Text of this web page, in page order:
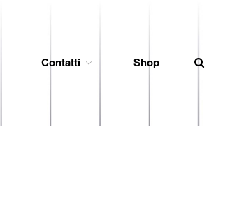
Organigramma
Contatti Shop